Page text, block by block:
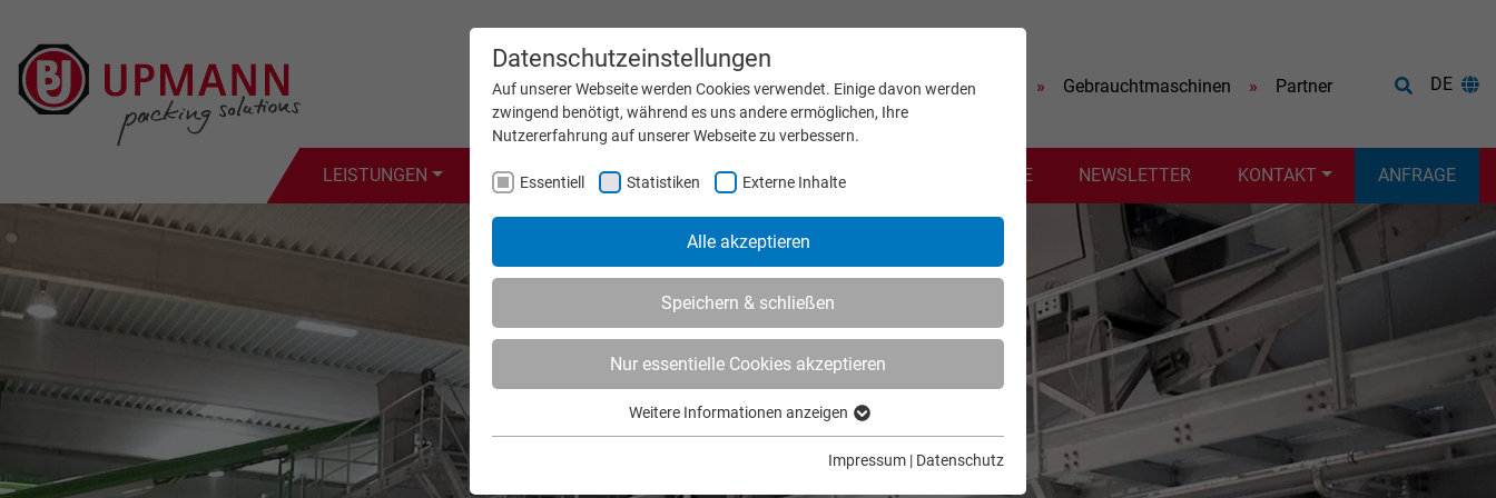
Messe & Termine Karriere Gebrauchtmaschinen Partner DE
LEISTUNGEN MASCHINEN PRODUKTE UNTERNEHMEN SERVICE NEWSLETTER KONTAKT ANFRAGE
Datenschutzeinstellungen
Auf unserer Webseite werden Cookies verwendet. Einige davon werden
zwingend benötigt, während es uns andere ermöglichen, Ihre
Nutzererfahrung auf unserer Webseite zu verbessern.
Essentiell Statistiken Externe Inhalte
Alle akzeptieren
Speichern & schließen
Nur essentielle Cookies akzeptieren
Essentielle Cookies werden für grundlegende Funktionen der Webseite
Weitere Informationen anzeigen
Impressum | Datenschutz